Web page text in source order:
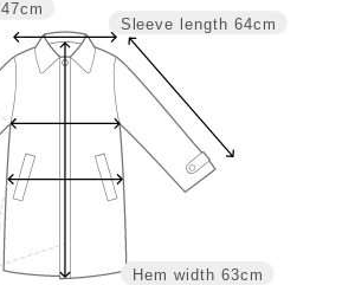
Hem width 63cm
Sleeve length 64cm
47cm